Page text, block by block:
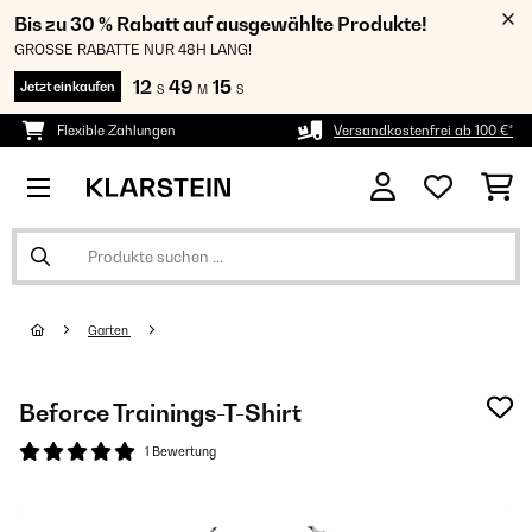
Bis zu 30 % Rabatt auf ausgewählte Produkte!
GROSSE RABATTE NUR 48H LANG!
Jetzt einkaufen 12 S 49 M 14 S
Flexible Zahlungen Versandkostenfrei ab 100 €*
Garten
Beforce Trainings-T-Shirt
1 Bewertung